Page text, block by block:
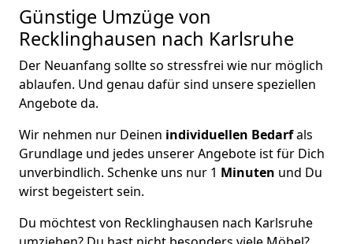
Günstige Umzüge von
Recklinghausen nach Karlsruhe
Der Neuanfang sollte so stressfrei wie nur möglich
ablaufen. Und genau dafür sind unsere speziellen
Angebote da.
Wir nehmen nur Deinen individuellen Bedarfals
Grundlage und jedes unserer Angebote ist für Dich
unverbindlich. Schenke uns nur 1 Minuten und Du
wirst begeistert sein.
Du möchtest von Recklinghausen nach Karlsruhe